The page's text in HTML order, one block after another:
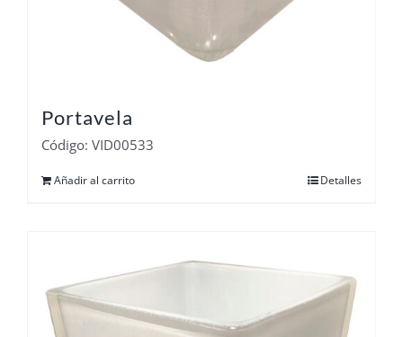
Portavela
Código: VID00533
Añadir al carrito Detalles